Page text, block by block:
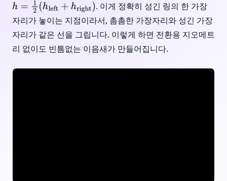
h=12 (hleft+h right)
. 이게 정확히 성긴 링의 한 가장
자리가 놓이는 지점이라서, 촘촘한 가장자리와 성긴 가장
자리가 같은 선을 그립니다. 이렇게 하면 전환용 지오메트
리 없이도 빈틈없는 이음새가 만들어집니다.